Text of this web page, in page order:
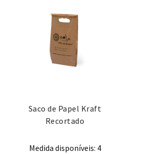
Saco de Papel Kraft
Recortado
Medida disponíveis: 4